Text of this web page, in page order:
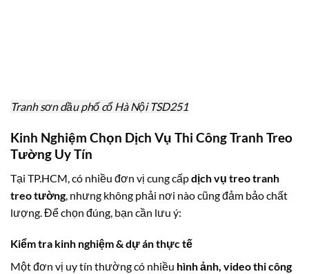
Tranh sơn dầu phố cổ Hà Nội TSD251
Kinh Nghiệm Chọn Dịch Vụ Thi Công Tranh Treo
Tường Uy Tín
Tại TP.HCM, có nhiều đơn vị cung cấpdịch vụ treo tranh
treo tường , nhưng không phải nơi nào cũng đảm bảo chất
lượng. Để chọn đúng, bạn cần lưu ý:
Kiểm tra kinh nghiệm & dự án thực tế
Một đơn vị uy tín thường có nhiều hình ảnh, video thi công